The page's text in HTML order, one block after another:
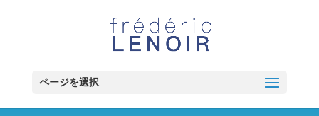
ページを選択